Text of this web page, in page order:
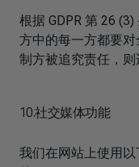
根据 GDPR 第 26
方中的每一方都要
制方被追究责任，则
10.社交媒体功能
我们在网站上使用